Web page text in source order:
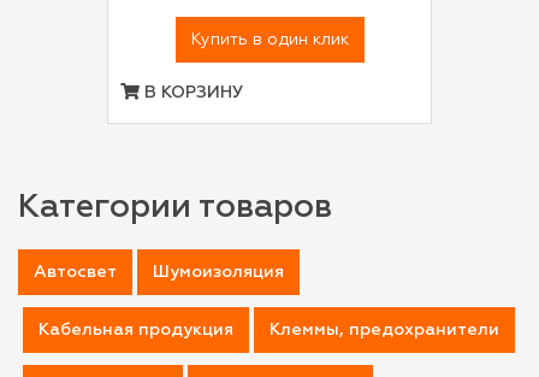
Купить в один клик
В КОРЗИНУ
Категории товаров
Автосвет Шумоизоляция
Кабельная продукция Клеммы, предохранители